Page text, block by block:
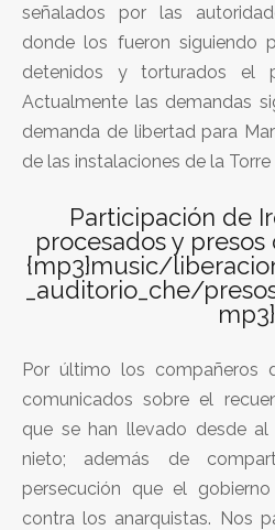
señalados por las
donde los fueron siguiendo
detenidos y torturados el
Actualmente las demandas
demanda de libertad para
de las instalaciones de la
Participación de
procesados y
{mp3}music/
_auditorio_che/
mp3}
Por último los compañeros
comunicados sobre el
que se han llevado desde al
nieto; además de
persecución que el
contra los anarquistas. Nos